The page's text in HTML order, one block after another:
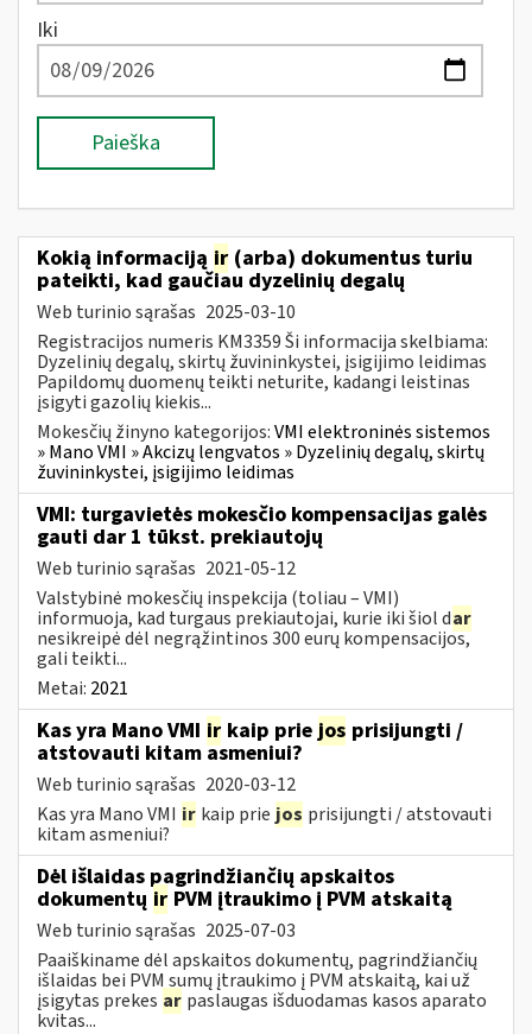
Iki
Paieška
Kokią informaciją ir (arba) dokumentus turiu
pateikti, kad gaučiau dyzelinių degalų
Web turinio sąrašas 2025-03-10
Registracijos numeris KM3359 Ši informacija skelbiama:
Dyzelinių degalų, skirtų žuvininkystei, įsigijimo leidimas
Papildomų duomenų teikti neturite, kadangi leistinas
įsigyti gazolių kiekis...
Mokesčių žinyno kategorijos:VMI elektroninės sistemos
» Mano VMI » Akcizų lengvatos » Dyzelinių degalų, skirtų
žuvininkystei, įsigijimo leidimas
VMI: turgavietės mokesčio kompensacijas galės
gauti dar 1 tūkst. prekiautojų
Web turinio sąrašas 2021-05-12
Valstybinė mokesčių inspekcija (toliau – VMI)
informuoja, kad turgaus prekiautojai, kurie iki šiol dar
nesikreipė dėl negrąžintinos 300 eurų kompensacijos,
gali teikti...
Metai: 2021
Kas yra Mano VMI ir kaip prie jos prisijungti /
atstovauti kitam asmeniui?
Web turinio sąrašas 2020-03-12
Kas yra Mano VMI ir kaip prie jos prisijungti / atstovauti
kitam asmeniui?
Dėl išlaidas pagrindžiančių apskaitos
dokumentų ir PVM įtraukimo į PVM atskaitą
Web turinio sąrašas 2025-07-03
Paaiškiname dėl apskaitos dokumentų, pagrindžiančių
išlaidas bei PVM sumų įtraukimo į PVM atskaitą, kai už
įsigytas prekes ar paslaugas išduodamas kasos aparato
kvitas...